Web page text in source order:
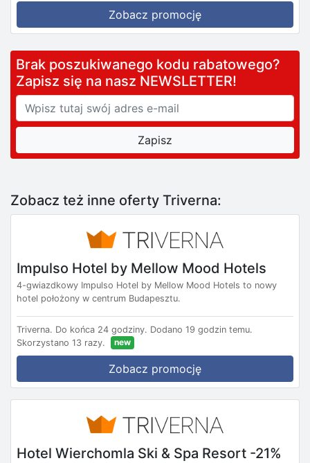
Zobacz promocję
Brak poszukiwanego kodu rabatowego?
Zapisz się na nasz NEWSLETTER!
Zobacz też inne oferty Triverna:
Impulso Hotel by Mellow Mood Hotels
4-gwiazdkowy Impulso Hotel by Mellow Mood Hotels to nowy
hotel położony w centrum Budapesztu.
Triverna. Do końca 24 godziny. Dodano 19 godzin temu.
Skorzystano 13 razy.
new
Zobacz promocję
Hotel Wierchomla Ski & Spa Resort -21%